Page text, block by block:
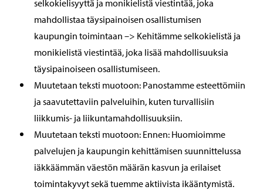
selkokielisyyttä ja monikielistä viestintää, joka
mahdollistaa täysipainoisen osallistumisen
kaupungin toimintaan –> Kehitämme selkokielistä ja
monikielistä viestintää, joka lisää mahdollisuuksia
täysipainoiseen osallistumiseen.
Muutetaan teksti muotoon: Panostamme esteettömiin
ja saavutettaviin palveluihin, kuten turvallisiin
liikkumis- ja liikuntamahdollisuuksiin.
Muutetaan teksti muotoon: Ennen: Huomioimme
palvelujen ja kaupungin kehittämisen suunnittelussa
iäkkäämmän väestön määrän kasvun ja erilaiset
toimintakyvyt sekä tuemme aktiivista ikääntymistä.